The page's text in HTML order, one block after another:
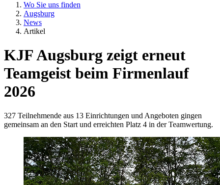
Wo Sie uns finden
Augsburg
News
Artikel
KJF Augsburg zeigt erneut
Teamgeist beim Firmenlauf
2026
327 Teilnehmende aus 13 Einrichtungen und Angeboten gingen
gemeinsam an den Start und erreichten Platz 4 in der Teamwertung.